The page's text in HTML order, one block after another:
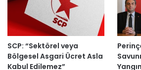
SCP: “Sektörel veya
Bölgesel Asgari Ücret Asla
Kabul Edilemez”